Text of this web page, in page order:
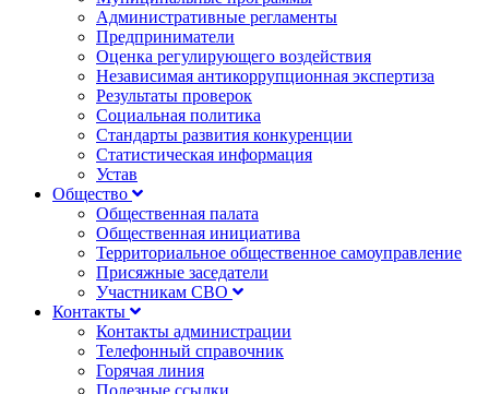
Административные регламенты
Предприниматели
Оценка регулирующего воздействия
Независимая антикоррупционная экспертиза
Результаты проверок
Социальная политика
Стандарты развития конкуренции
Статистическая информация
Устав
Общество
Общественная палата
Общественная инициатива
Территориальное общественное самоуправление
Присяжные заседатели
Участникам СВО
Контакты
Контакты администрации
Телефонный справочник
Горячая линия
Полезные ссылки